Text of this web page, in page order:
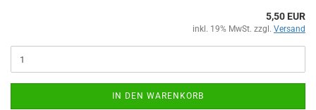
5,50 EUR
inkl. 19% MwSt. zzgl. Versand
IN DEN WARENKORB